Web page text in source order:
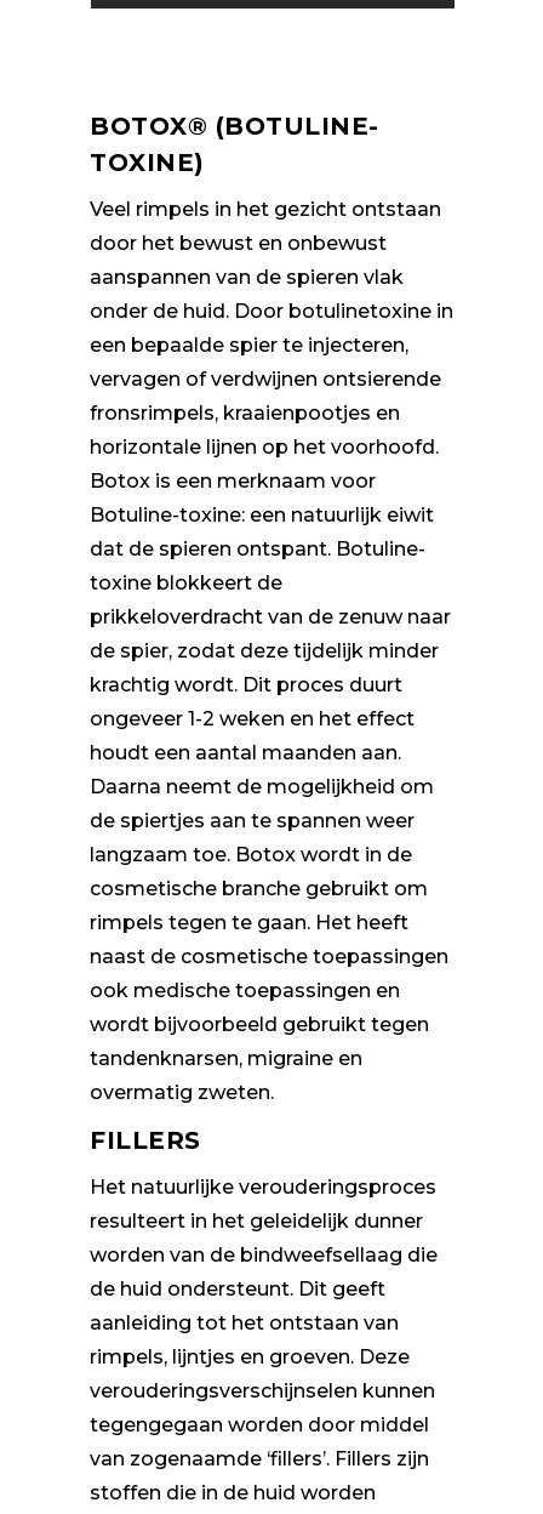
BOTOX® (BOTULINE-
TOXINE)
Veel rimpels in het gezicht ontstaan
door het bewust en onbewust
aanspannen van de spieren vlak
onder de huid. Door botulinetoxine in
een bepaalde spier te injecteren,
vervagen of verdwijnen ontsierende
fronsrimpels, kraaienpootjes en
horizontale lijnen op het voorhoofd.
Botox is een merknaam voor
Botuline-toxine: een natuurlijk eiwit
dat de spieren ontspant. Botuline-
toxine blokkeert de
prikkeloverdracht van de zenuw naar
de spier, zodat deze tijdelijk minder
krachtig wordt. Dit proces duurt
ongeveer 1-2 weken en het effect
houdt een aantal maanden aan.
Daarna neemt de mogelijkheid om
de spiertjes aan te spannen weer
langzaam toe. Botox wordt in de
cosmetische branche gebruikt om
rimpels tegen te gaan. Het heeft
naast de cosmetische toepassingen
ook medische toepassingen en
wordt bijvoorbeeld gebruikt tegen
tandenknarsen, migraine en
overmatig zweten.
FILLERS
Het natuurlijke verouderingsproces
resulteert in het geleidelijk dunner
worden van de bindweefsellaag die
de huid ondersteunt. Dit geeft
aanleiding tot het ontstaan van
rimpels, lijntjes en groeven. Deze
verouderingsverschijnselen kunnen
tegengegaan worden door middel
van zogenaamde ‘fillers’. Fillers zijn
stoffen die in de huid worden